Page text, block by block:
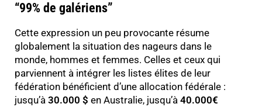
“99% de galériens”
Cette expression un peu provocante résume
globalement la situation des nageurs dans le
monde, hommes et femmes. Celles et ceux qui
parviennent à intégrer les listes élites de leur
fédération bénéficient d’une allocation fédérale :
jusqu’à 30.000 $ en Australie, jusqu’à 40.000€